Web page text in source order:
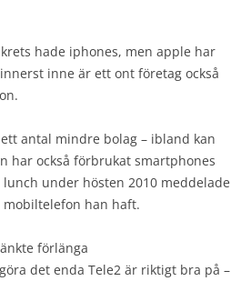
hade iphones, men apple har
inne är ett ont företag också
antal mindre bolag – ibland kan
har också förbrukat smartphones
under hösten 2010 meddelade
mobiltelefon han haft.
förlänga
det enda Tele2 är riktigt bra på –